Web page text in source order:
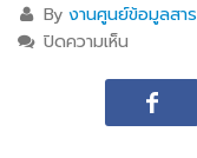
Byงานศูนย์ข้อมูลสา
ปิดความเห็น